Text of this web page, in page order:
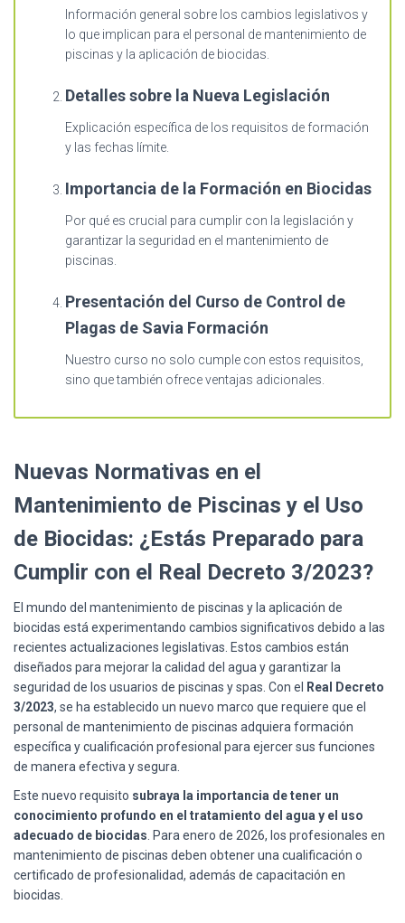
Información general sobre los cambios legislativos y
lo que implican para el personal de mantenimiento de
piscinas y la aplicación de biocidas.
Detalles sobre la Nueva Legislación
Explicación específica de los requisitos de formación
y las fechas límite.
Importancia de la Formación en Biocidas
Por qué es crucial para cumplir con la legislación y
garantizar la seguridad en el mantenimiento de
piscinas.
Presentación del Curso de Control de
Plagas de Savia Formación
Nuestro curso no solo cumple con estos requisitos,
sino que también ofrece ventajas adicionales.
Nuevas Normativas en el
Mantenimiento de Piscinas y el Uso
de Biocidas: ¿Estás Preparado para
Cumplir con el Real Decreto 3/2023?
El mundo del mantenimiento de piscinas y la aplicación de
biocidas está experimentando cambios significativos debido a las
recientes actualizaciones legislativas. Estos cambios están
diseñados para mejorar la calidad del agua y garantizar la
seguridad de los usuarios de piscinas y spas. Con el
Real Decreto
3/2023, se ha establecido un nuevo marco que requiere que el
personal de mantenimiento de piscinas adquiera formación
específica y cualificación profesional para ejercer sus funciones
de manera efectiva y segura.
Este nuevo requisito subraya la importancia de tener un
conocimiento profundo en el tratamiento del agua y el uso
adecuado de biocidas Para enero de 2026, los profesionales en
mantenimiento de piscinas deben obtener una cualificación o
certificado de profesionalidad, además de capacitación en
biocidas.